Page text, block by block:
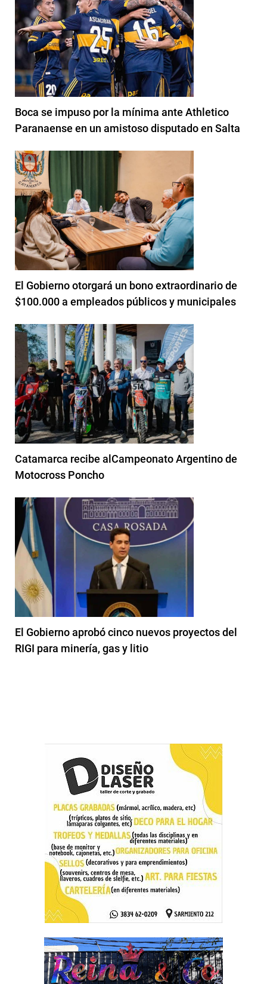
Boca se impuso por la mínima ante Athletico
Paranaense en un amistoso disputado en Salta
El Gobierno otorgará un bono extraordinario de
$100.000 a empleados públicos y municipales
Catamarca recibe alCampeonato Argentino de
Motocross Poncho
El Gobierno aprobó cinco nuevos proyectos del
RIGI para minería, gas y litio